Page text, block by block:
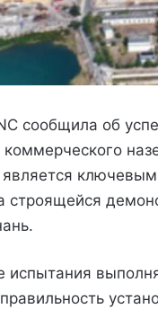
сообщила об
строящейся
испытания